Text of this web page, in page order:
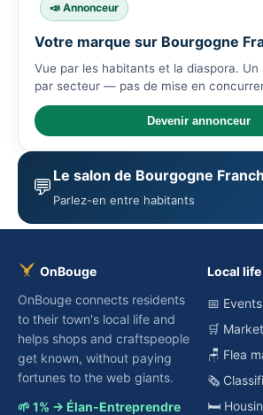
📣 Annonceur
Votre marque sur Bourgogne
Vue par les habitants et la diaspora. Un
par secteur — pas de mise en
Devenir annonceur
💬 Le salon de Bourgogne
Parlez-en entre habitants
OnBouge
OnBouge connects residents
to their town's local life and
helps shops and craftspeople
get known, without paying
fortunes to the web giants.
🌱 1% → Élan-Entreprendre
Local life
📅 Events
🛒
🪑 Flea
🗞️
🛏️